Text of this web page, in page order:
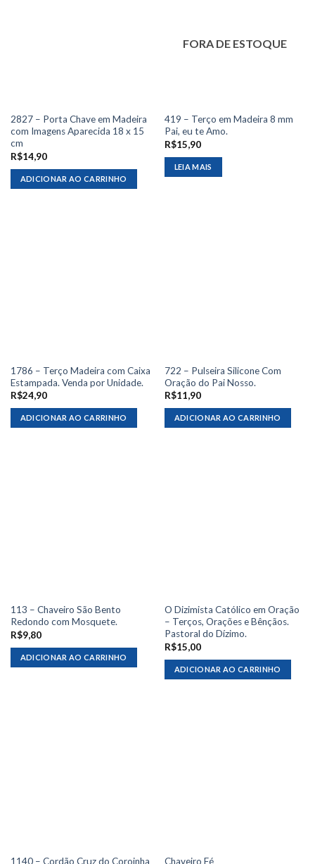
2827 – Porta Chave em Madeira
com Imagens Aparecida 18 x 15
cm
R$14,90
ADICIONAR AO CARRINHO
FORA DE ESTOQUE
419 – Terço em Madeira 8 mm
Pai, eu te Amo.
R$15,90
LEIA MAIS
1786 – Terço Madeira com Caixa
Estampada. Venda por Unidade.
R$24,90
ADICIONAR AO CARRINHO
722 – Pulseira Silicone Com
Oração do Pai Nosso.
R$11,90
ADICIONAR AO CARRINHO
113 – Chaveiro São Bento
Redondo com Mosquete.
R$9,80
ADICIONAR AO CARRINHO
O Dizimista Católico em Oração
– Terços, Orações e Bênçãos.
Pastoral do Dízimo.
R$15,00
ADICIONAR AO CARRINHO
1140 – Cordão Cruz do Coroinha Chaveiro Fé